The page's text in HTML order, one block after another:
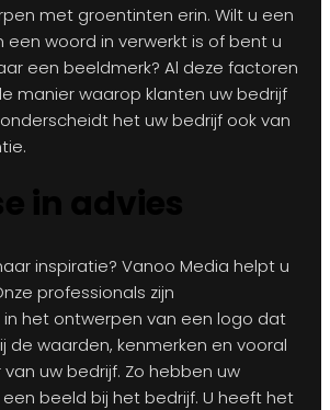
met groentinten erin. Wilt u een
een woord in verwerkt is of bent u
een beeldmerk? Al deze factoren
manier waarop klanten uw bedrijf
het uw bedrijf ook van
inspiratie? Vanoo Media helpt u
professionals zijn
het ontwerpen van een logo dat
de waarden, kenmerken en vooral
uw bedrijf. Zo hebben uw
beeld bij het bedrijf. U heeft het